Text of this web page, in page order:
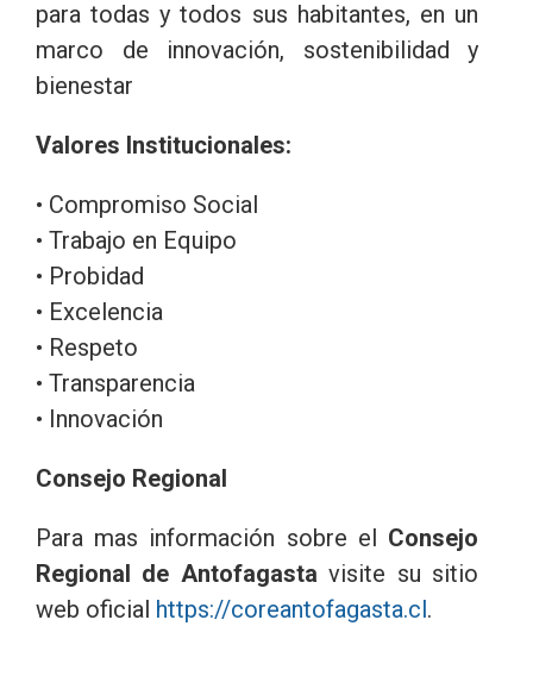
para todas y todos sus habitantes, en un
marco de innovación, sostenibilidad y
bienestar
Valores Institucionales:
• Compromiso Social
• Trabajo en Equipo
• Probidad
• Excelencia
• Respeto
• Transparencia
• Innovación
Consejo Regional
Para mas información sobre el Consejo
Regional de Antofagasta visite su sitio
web oficial https://coreantofagasta.cl.